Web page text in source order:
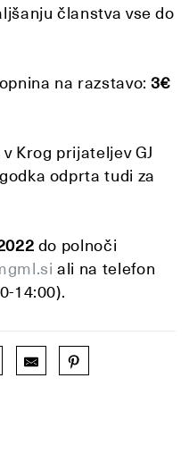
članstva vse do
na razstavo:3€
Krog prijateljev GJ
odprta tudi za
do polnoči
ali na telefon
14:00).